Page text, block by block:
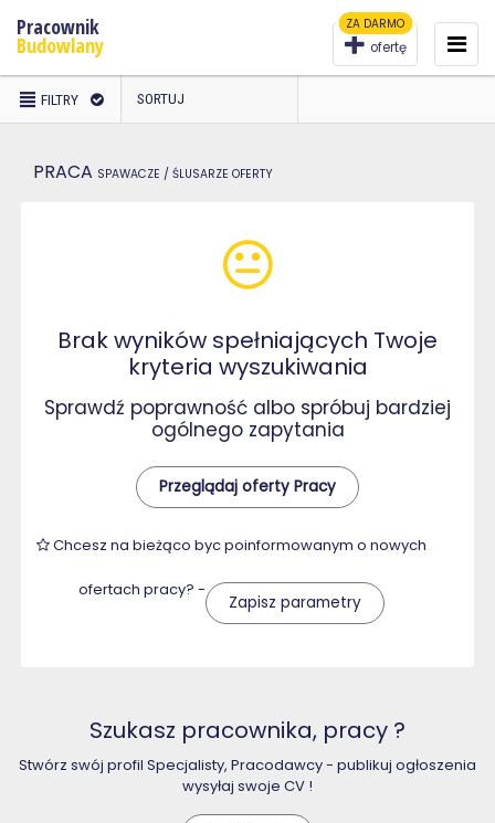
ofertę
ZA DARMO
Pracownik
Budowlany
PRACA SPAWACZE / ŚLUSARZE OFERTY
FILTRY WYBRANO
SORTUJ
Brak wyników spełniających Twoje
kryteria wyszukiwania
Sprawdź poprawność albo spróbuj bardziej
ogólnego zapytania
Przeglądaj oferty Pracy
Chcesz na bieżąco byc poinformowanym o nowych
ofertach pracy? -
Zapisz parametry
Szukasz pracownika, pracy ?
Stwórz swój profil Specjalisty, Pracodawcy - publikuj ogłoszenia
wysyłaj swoje CV !